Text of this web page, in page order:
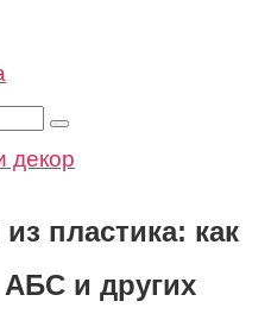
декор
пластика: как
АБС и других